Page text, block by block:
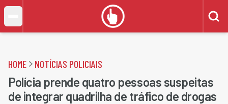
HOME NOTÍCIAS POLICIAIS
Polícia prende quatro pessoas suspeitas
de integrar quadrilha de tráfico de drogas